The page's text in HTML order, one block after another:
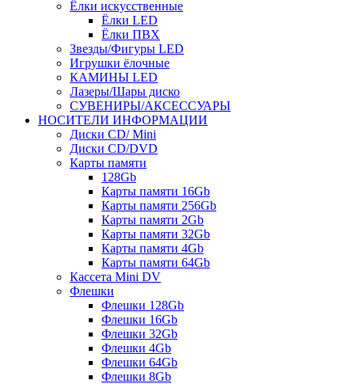
Ёлки искусственные
Ёлки LED
Ёлки ПВХ
Звезды/Фигуры LED
Игрушки ёлочные
КАМИНЫ LED
Лазеры/Шары диско
СУВЕНИРЫ/АКСЕССУАРЫ
НОСИТЕЛИ ИНФОРМАЦИИ
Диски CD/ Mini
Диски CD/DVD
Карты памяти
128Gb
Карты памяти 16Gb
Карты памяти 256Gb
Карты памяти 2Gb
Карты памяти 32Gb
Карты памяти 4Gb
Карты памяти 64Gb
Кассета Mini DV
Флешки
Флешки 128Gb
Флешки 16Gb
Флешки 32Gb
Флешки 4Gb
Флешки 64Gb
Флешки 8Gb